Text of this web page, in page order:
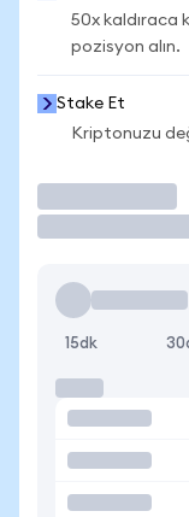
50x kaldıraca
pozisyon alın.
Stake Et
Kriptonuzu
15dk